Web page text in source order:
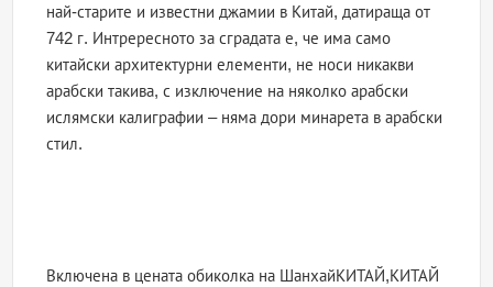
най-старите и известни джамии в Китай, датираща от
742 г. Интрересното за сградата е, че има само
китайски архитектурни елементи, не носи никакви
арабски такива, с изключение на няколко арабски
ислямски калиграфии – няма дори минарета в арабски
стил.
Включена в цената обиколка на ШанхайКИТАЙ,КИТАЙ